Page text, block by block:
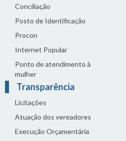
Conciliação
Posto de Identificação
Procon
Internet Popular
Ponto de atendimento à
mulher
Transparência
Licitações
Atuação dos vereadores
Execução Orçamentária